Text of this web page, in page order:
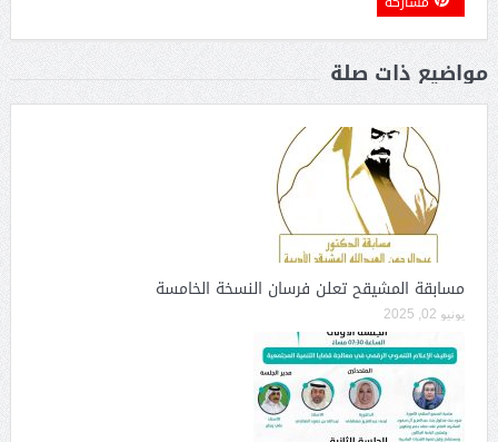
مواضيع ذات صلة
مسابقة المشيقح تعلن فرسان النسخة الخامسة
يونيو 02, 2025